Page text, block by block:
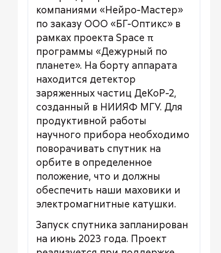
компаниями «Нейро-Мастер»
по заказу ООО «БГ-Оптикс» в
рамках проекта Space π
программы «Дежурный по
планете». На борту аппарата
находится детектор
заряженных частиц ДеКоР-2,
созданный в НИИЯФ МГУ. Для
продуктивной работы
научного прибора необходимо
поворачивать спутник на
орбите в определенное
положение, что и должны
обеспечить наши маховики и
электромагнитные катушки.
Запуск спутника запланирован
на июнь 2023 года. Проект